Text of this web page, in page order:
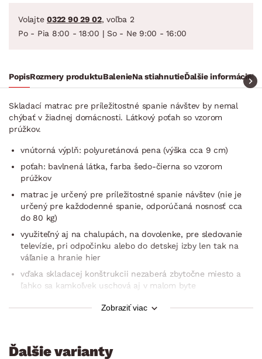
Volajte 0322 90 29 02, voľba 2
Po - Pia 8:00 - 18:00 | So - Ne 9:00 - 16:00
PopisRozmery produktuBalenieNa stiahnutieĎalšie informácie
Skladací matrac pre príležitostné spanie návštev by nemal
chýbať v žiadnej domácnosti. Látkový poťah so vzorom
prúžkov.
vnútorná výplň: polyuretánová pena (výška cca 9 cm)
poťah: bavlnená látka, farba šedo-čierna so vzorom
prúžkov
matrac je určený pre príležitostné spanie návštev (nie je
určený pre každodenné spanie, odporúčaná nosnosť cca
do 80 kg)
využiteľný aj na chalupách, na dovolenke, pre sledovanie
televízie, pri odpočinku alebo do detskej izby len tak na
váľanie a hranie hier
vďaka skladacej konštrukcii nezaberá zbytočne miesto a
ľahko sa kamkoľvek uschová aj v malom byte
chýbať v žiadnej dnešnej domácnosti (teraz už nemusíte
jednoducho rozložiť a lôžko pre návštevu máte ihneď
Zobraziť viac
Ďalšie varianty